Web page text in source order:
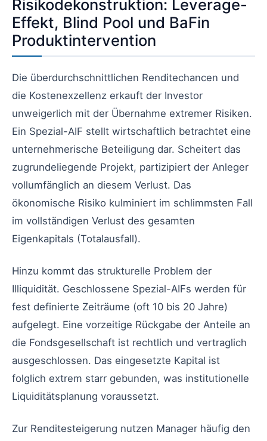
Risikodekonstruktion: Leverage-
Effekt, Blind Pool und BaFin
Produktintervention
Die überdurchschnittlichen Renditechancen und
die Kostenexzellenz erkauft der Investor
unweigerlich mit der Übernahme extremer Risiken.
Ein Spezial-AIF stellt wirtschaftlich betrachtet eine
unternehmerische Beteiligung dar. Scheitert das
zugrundeliegende Projekt, partizipiert der Anleger
vollumfänglich an diesem Verlust. Das
ökonomische Risiko kulminiert im schlimmsten Fall
im vollständigen Verlust des gesamten
Eigenkapitals (Totalausfall).
Hinzu kommt das strukturelle Problem der
Illiquidität. Geschlossene Spezial-AIFs werden für
fest definierte Zeiträume (oft 10 bis 20 Jahre)
aufgelegt. Eine vorzeitige Rückgabe der Anteile an
die Fondsgesellschaft ist rechtlich und vertraglich
ausgeschlossen. Das eingesetzte Kapital ist
folglich extrem starr gebunden, was institutionelle
Liquiditätsplanung voraussetzt.
Zur Renditesteigerung nutzen Manager häufig den